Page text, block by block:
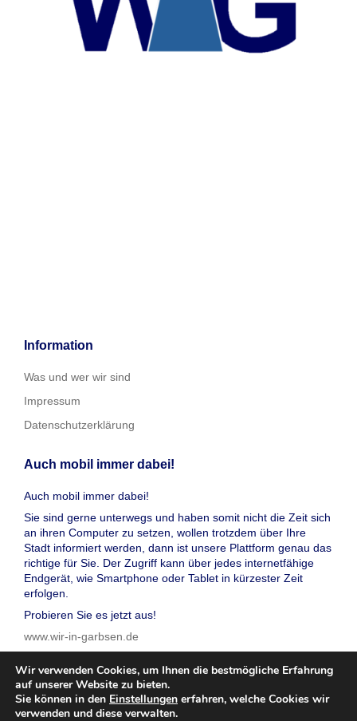
Information
Was und wer wir sind
Impressum
Datenschutzerklärung
Auch mobil immer dabei!
Auch mobil immer dabei!
Sie sind gerne unterwegs und haben somit nicht die Zeit sich
an ihren Computer zu setzen, wollen trotzdem über Ihre
Stadt informiert werden, dann ist unsere Plattform genau das
richtige für Sie. Der Zugriff kann über jedes internetfähige
Endgerät, wie Smartphone oder Tablet in kürzester Zeit
erfolgen.
Probieren Sie es jetzt aus!
www.wir-in-garbsen.de
Wir verwenden Cookies, um Ihnen die bestmögliche Erfahrung
auf unserer Website zu bieten.
Sie können in den Einstellungen erfahren, welche Cookies wir
verwenden und diese verwalten.